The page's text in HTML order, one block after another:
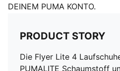
DEINEM PUMA KONTO.
PRODUCT STORY
Die Flyer Lite 4
PUMALITE Schaumstoff